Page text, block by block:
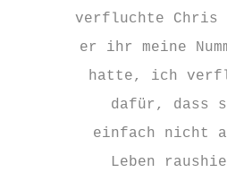
verfluchte Chris
er ihr meine
hatte, ich
dafür, dass
einfach nicht
Leben